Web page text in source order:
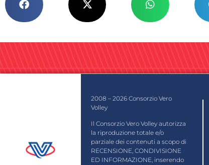
2008 – 2026 Consorzio Vero
Volley
Il Consorzio Vero Volley autorizza
la riproduzione totale e/o
parziale dei contenuti a scopo di
RECENSIONE, CONDIVISIONE
ED INFORMAZIONE, inserendo